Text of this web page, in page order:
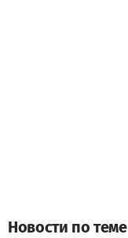
Новости по теме